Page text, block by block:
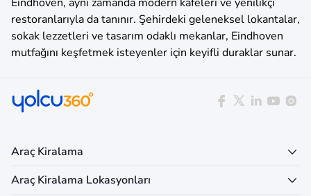
restoranlarıyla da tanınır. Şehirdeki geleneksel lokantalar,
sokak lezzetleri ve tasarım odaklı mekanlar, Eindhoven
mutfağını keşfetmek isteyenler için keyifli duraklar sunar.
Araç Kiralama
Araç Kiralama Lokasyonları